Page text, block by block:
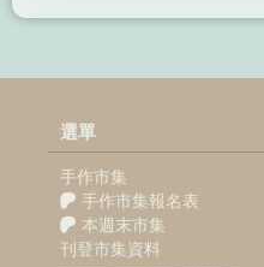
選單
手作市集
手作市集報名表
本週末市集
刊登市集資料